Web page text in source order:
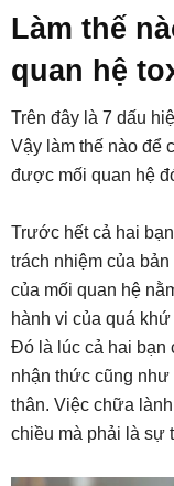
Làm thế
quan hệ
Trên đây là 7 dấu
Vậy làm thế nào để
được mối quan hệ
Trước hết cả hai
trách nhiệm của
của mối quan hệ
hành vi của quá
Đó là lúc cả hai bạn
nhận thức cũng như
thân. Việc chữa
chiều mà phải là sự